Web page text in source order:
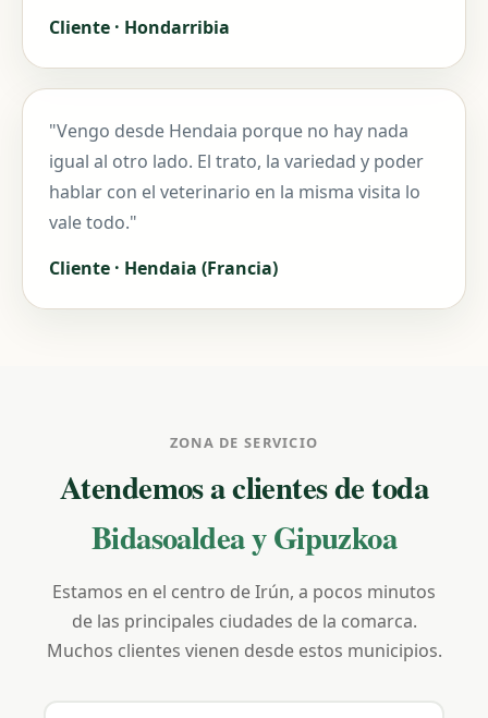
Cliente · Hondarribia
"Vengo desde Hendaia porque no hay nada
igual al otro lado. El trato, la variedad y poder
hablar con el veterinario en la misma visita lo
vale todo."
Cliente · Hendaia (Francia)
ZONA DE SERVICIO
Atendemos a clientes de toda
Bidasoaldea y Gipuzkoa
Estamos en el centro de Irún, a pocos minutos
de las principales ciudades de la comarca.
Muchos clientes vienen desde estos municipios.